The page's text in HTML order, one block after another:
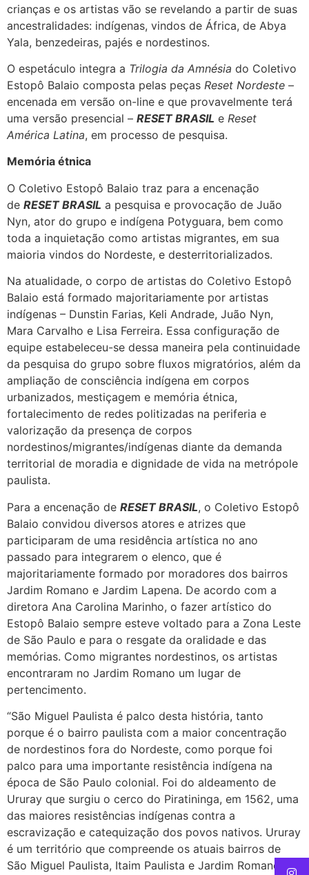
crianças e os artistas vão se revelando a partir de suas
ancestralidades: indígenas, vindos de África, de Abya
Yala, benzedeiras, pajés e nordestinos.
O espetáculo integra a Trilogia da Amnésia do Coletivo
Estopô Balaio composta pelas peças Reset Nordeste –
encenada em versão on-line e que provavelmente terá
uma versão presencial – RESET BRASIL e Reset
América Latina, em processo de pesquisa.
Memória étnica
O Coletivo Estopô Balaio traz para a encenação
de RESET BRASIL a pesquisa e provocação de Juão
Nyn, ator do grupo e indígena Potyguara, bem como
toda a inquietação como artistas migrantes, em sua
maioria vindos do Nordeste, e desterritorializados.
Na atualidade, o corpo de artistas do Coletivo Estopô
Balaio está formado majoritariamente por artistas
indígenas – Dunstin Farias, Keli Andrade, Juão Nyn,
Mara Carvalho e Lisa Ferreira. Essa configuração de
equipe estabeleceu-se dessa maneira pela continuidade
da pesquisa do grupo sobre fluxos migratórios, além da
ampliação de consciência indígena em corpos
urbanizados, mestiçagem e memória étnica,
fortalecimento de redes politizadas na periferia e
valorização da presença de corpos
nordestinos/migrantes/indígenas diante da demanda
territorial de moradia e dignidade de vida na metrópole
paulista.
Para a encenação de RESET BRASIL, o Coletivo Estopô
Balaio convidou diversos atores e atrizes que
participaram de uma residência artística no ano
passado para integrarem o elenco, que é
majoritariamente formado por moradores dos bairros
Jardim Romano e Jardim Lapena. De acordo com a
diretora Ana Carolina Marinho, o fazer artístico do
Estopô Balaio sempre esteve voltado para a Zona Leste
de São Paulo e para o resgate da oralidade e das
memórias. Como migrantes nordestinos, os artistas
encontraram no Jardim Romano um lugar de
pertencimento.
“São Miguel Paulista é palco desta história, tanto
porque é o bairro paulista com a maior concentração
de nordestinos fora do Nordeste, como porque foi
palco para uma importante resistência indígena na
época de São Paulo colonial. Foi do aldeamento de
Ururay que surgiu o cerco do Piratininga, em 1562, uma
das maiores resistências indígenas contra a
escravização e catequização dos povos nativos. Ururay
é um território que compreende os atuais bairros de
São Miguel Paulista, Itaim Paulista e Jardim Romano,